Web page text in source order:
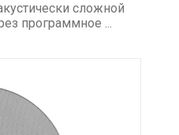
сложной
программное ...